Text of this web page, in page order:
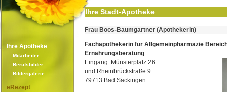
Ihre Apotheke
Mitarbeiter
Berufsbilder
Bildergalerie
eRezept
Ihre Stadt-Apotheke
Frau Boos-Baumgartner (Apothekerin)
Fachapothekerin für Allgemeinpharmazie
Ernährungsberatung
Eingang: Münsterplatz 26
und Rheinbrückstraße 9
79713 Bad Säckingen